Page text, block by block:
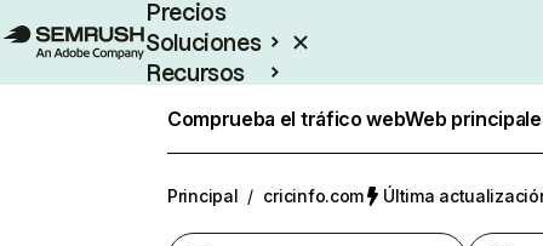
Precios
Soluciones
Recursos
Comprueba el tráfico webWeb
Principal / cricinfo.com Última